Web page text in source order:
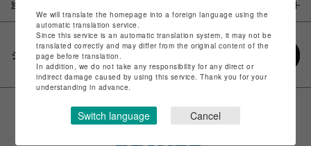
注意事項
シェアする
We will translate the homepage into a foreign language using the
automatic translation service.
Since this service is an automatic translation system, it may not be
translated correctly and may differ from the original content of the
page before translation.
In addition, we do not take any responsibility for any direct or
indirect damage caused by using this service. Thank you for your
understanding in advance.
Switch language Cancel